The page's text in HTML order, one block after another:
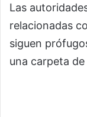
Las
relacionadas
siguen
una carpeta